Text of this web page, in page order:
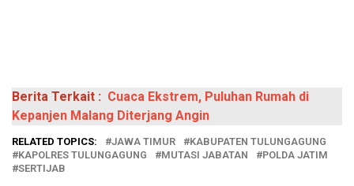
Berita Terkait : Cuaca Ekstrem, Puluhan Rumah di
Kepanjen Malang Diterjang Angin
RELATED TOPICS: JAWA TIMUR
KABUPATEN TULUNGAGUNG
KAPOLRES TULUNGAGUNG
MUTASI JABATAN
POLDA JATIM
SERTIJAB